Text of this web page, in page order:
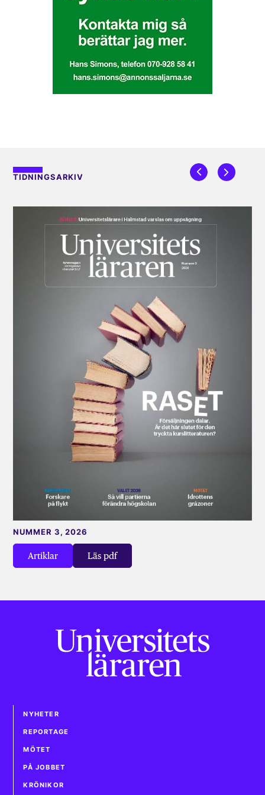
TIDNINGSARKIV
Artiklar Läs pdf
NUMMER 3, 2026
NYHETER
REPORTAGE
MÖTET
PÅ JOBBET
KRÖNIKOR